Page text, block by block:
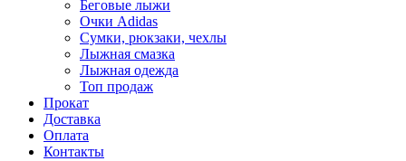
Беговые лыжи
Очки Adidas
Сумки, рюкзаки, чехлы
Лыжная смазка
Лыжная одежда
Топ продаж
Прокат
Доставка
Оплата
Контакты